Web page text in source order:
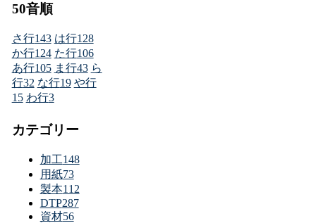
50音順
さ行143 は行128
か行124 た行106
あ行105 ま行43 ら
行32 な行19 や行
15 わ行3
カテゴリー
加工148
用紙73
製本112
DTP287
資材56